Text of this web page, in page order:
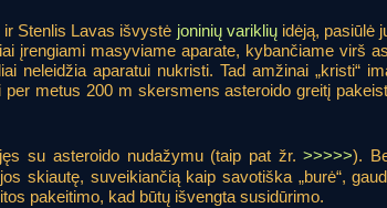
ir Stenlis Lavas išvystė joninių varikliųidėją, pasiūlė
įrengiami masyviame aparate, kybančiame virš
neleidžia aparatui nukristi. Tad amžinai „kristi“
per metus 200 m skersmens asteroido greitį
su asteroido nudažymu (taip pat žr.>>>>>).
skiautę, suveikiančią kaip savotiška „burė“,
pakeitimo, kad būtų išvengta susidūrimo.